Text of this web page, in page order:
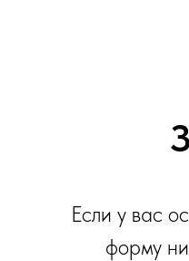
Если у вас
форму